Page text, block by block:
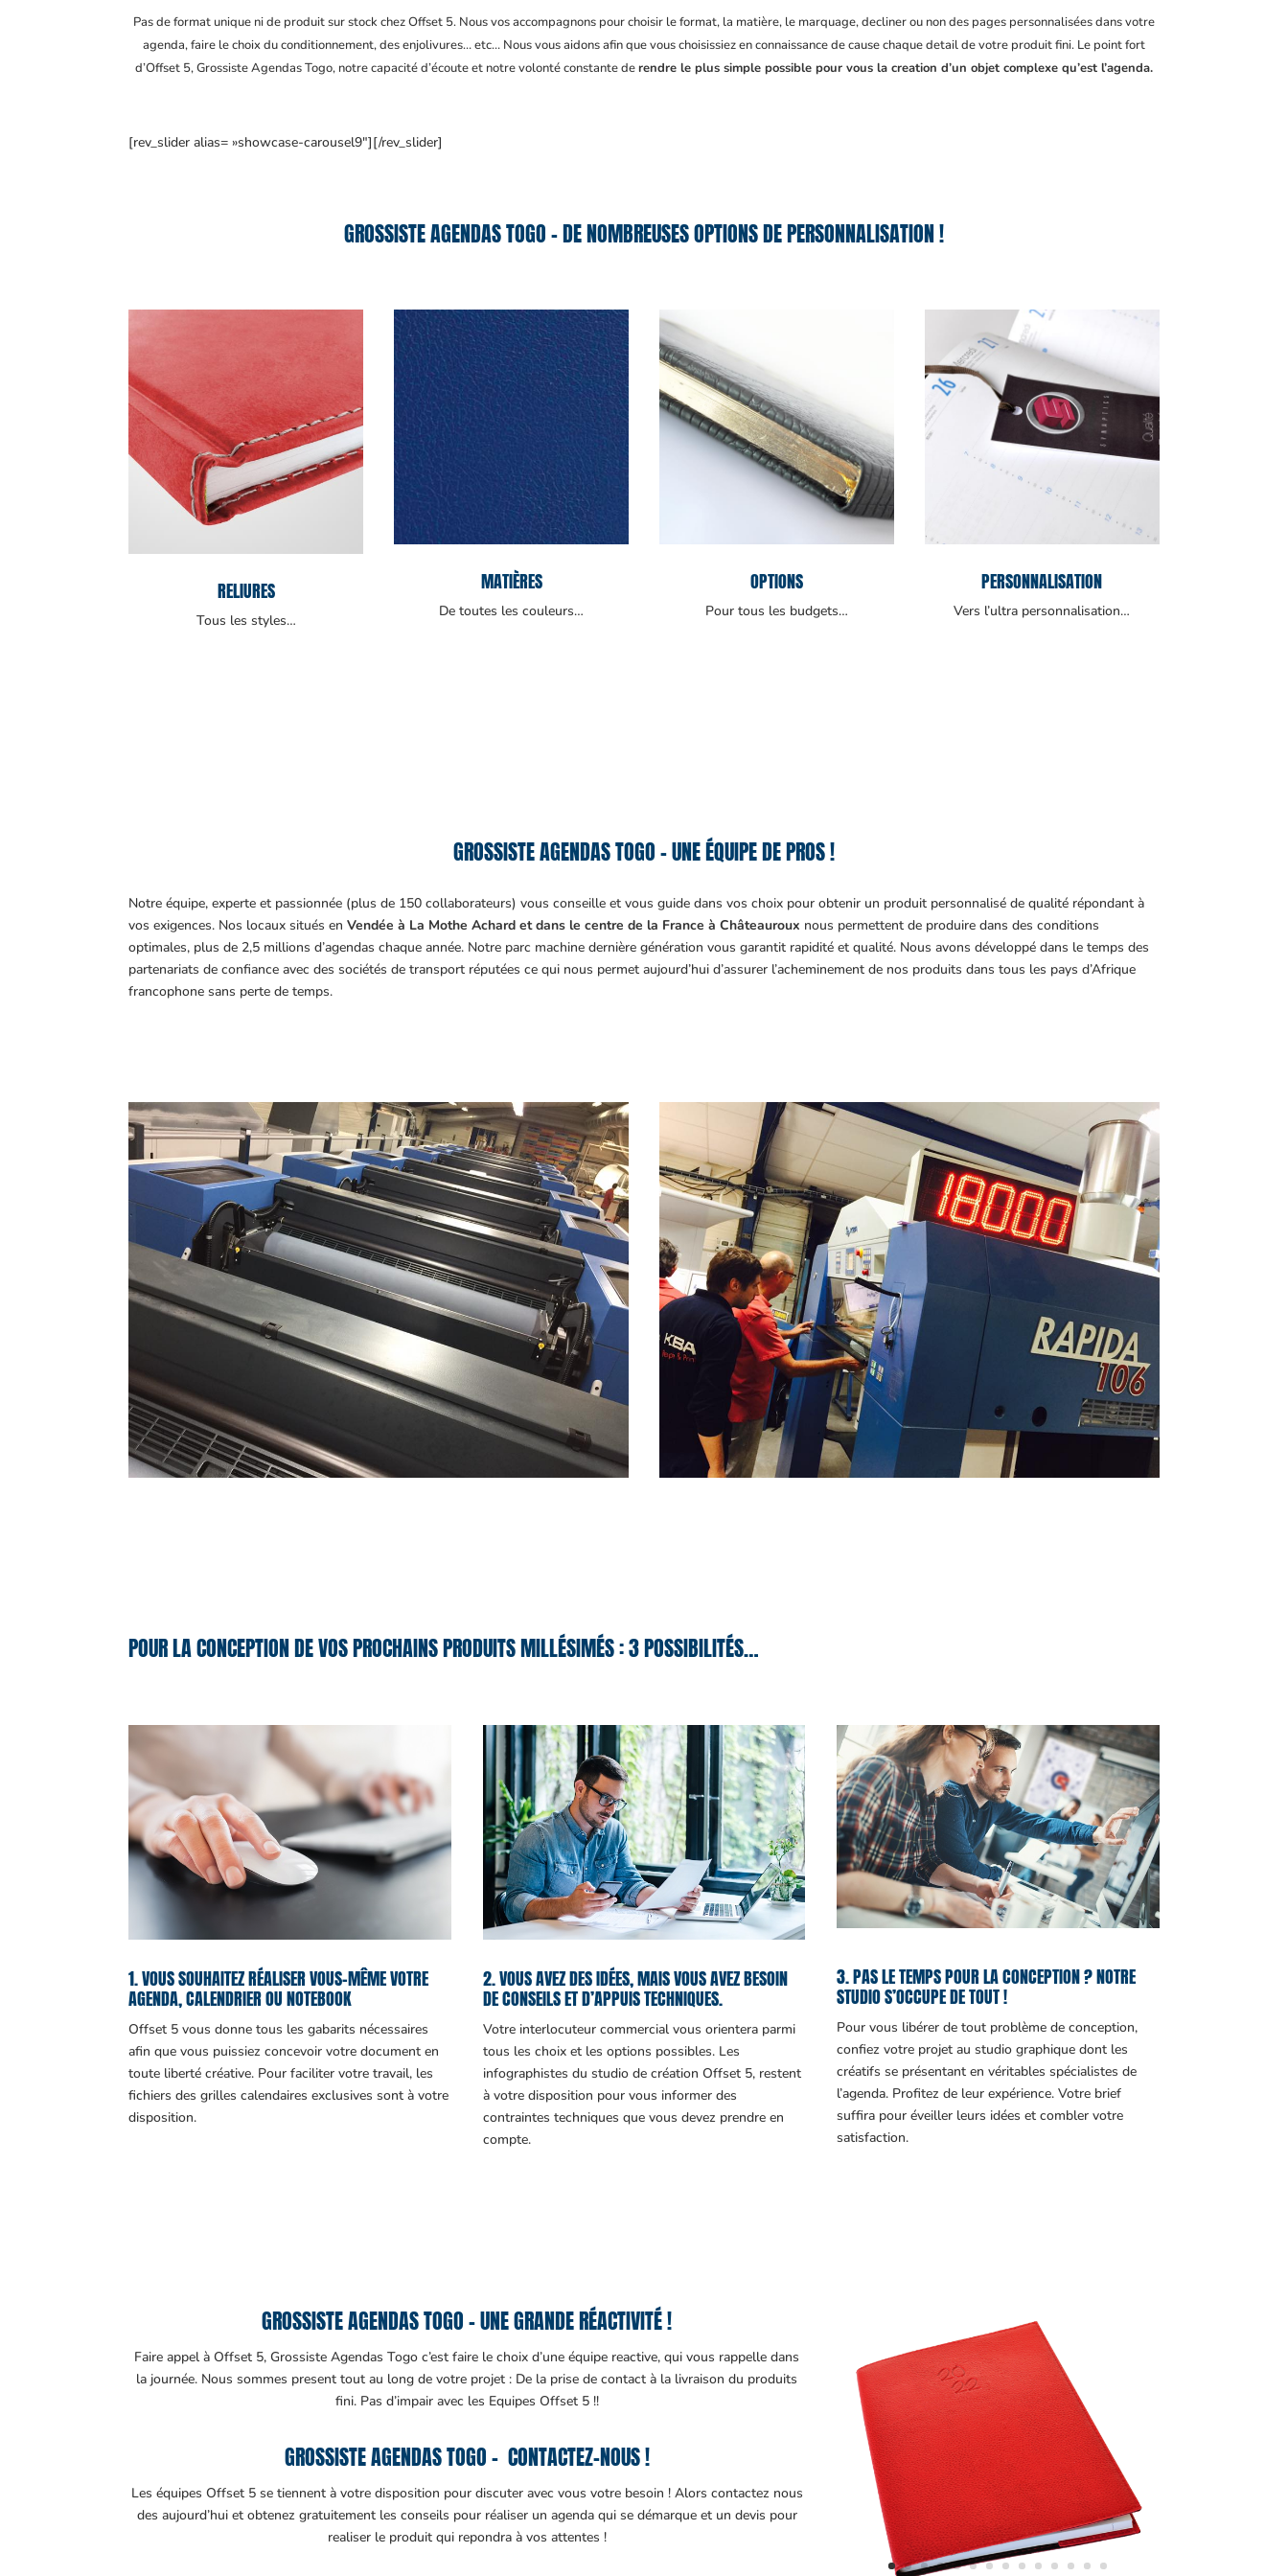
Pas de format unique ni de produit sur stock chez Offset 5. Nous vos accompagnons pour choisir le format, la matière, le marquage, decliner ou non des pages personnalisées dans votre
agenda, faire le choix du conditionnement, des enjolivures… etc… Nous vous aidons afin que vous choisissiez en connaissance de cause chaque detail de votre produit fini. Le point fort
d’Offset 5, Grossiste Agendas Togo, notre capacité d’écoute et notre volonté constante derendre le plus simple possible pour vous la creation d’un objet complexe qu’est l’agenda.
[rev_slider alias= »showcase-carousel9″][/rev_slider]
GROSSISTE AGENDAS TOGO – DE NOMBREUSES OPTIONS DE PERSONNALISATION !
RELIURES
Tous les styles…
MATIÈRES
De toutes les couleurs…
OPTIONS
Pour tous les budgets…
PERSONNALISATION
Vers l’ultra personnalisation…
GROSSISTE AGENDAS TOGO – UNE ÉQUIPE DE PROS !
Notre équipe, experte et passionnée (plus de 150 collaborateurs) vous conseille et vous guide dans vos choix pour obtenir un produit personnalisé de qualité répondant à
vos exigences. Nos locaux situés enVendée à La Mothe Achard et dans le centre de la France à Châteauroux nous permettent de produire dans des conditions
optimales, plus de 2,5 millions d’agendas chaque année. Notre parc machine dernière génération vous garantit rapidité et qualité. Nous avons développé dans le temps des
partenariats de confiance avec des sociétés de transport réputées ce qui nous permet aujourd’hui d’assurer l’acheminement de nos produits dans tous les pays d’Afrique
francophone sans perte de temps.
POUR LA CONCEPTION DE VOS PROCHAINS PRODUITS MILLÉSIMÉS : 3 POSSIBILITÉS…
1. VOUS SOUHAITEZ RÉALISER VOUS-MÊME VOTRE
AGENDA, CALENDRIER OU NOTEBOOK
Offset 5 vous donne tous les gabarits nécessaires
afin que vous puissiez concevoir votre document en
toute liberté créative. Pour faciliter votre travail, les
fichiers des grilles calendaires exclusives sont à votre
disposition.
2. VOUS AVEZ DES IDÉES, MAIS VOUS AVEZ BESOIN
DE CONSEILS ET D’APPUIS TECHNIQUES.
Votre interlocuteur commercial vous orientera parmi
tous les choix et les options possibles. Les
infographistes du studio de création Offset 5, restent
à votre disposition pour vous informer des
contraintes techniques que vous devez prendre en
compte.
3. PAS LE TEMPS POUR LA CONCEPTION ? NOTRE
STUDIO S’OCCUPE DE TOUT !
Pour vous libérer de tout problème de conception,
confiez votre projet au studio graphique dont les
créatifs se présentant en véritables spécialistes de
l’agenda. Profitez de leur expérience. Votre brief
suffira pour éveiller leurs idées et combler votre
satisfaction.
GROSSISTE AGENDAS TOGO – UNE GRANDE RÉACTIVITÉ !
Faire appel à Offset 5, Grossiste Agendas Togo c’est faire le choix d’une équipe reactive, qui vous rappelle dans
la journée. Nous sommes present tout au long de votre projet : De la prise de contact à la livraison du produits
fini. Pas d’impair avec les Equipes Offset 5 !!
GROSSISTE AGENDAS TOGO – CONTACTEZ-NOUS !
Les équipes Offset 5 se tiennent à votre disposition pour discuter avec vous votre besoin ! Alors contactez nous
des aujourd’hui et obtenez gratuitement les conseils pour réaliser un agenda qui se démarque et un devis pour
realiser le produit qui repondra à vos attentes !